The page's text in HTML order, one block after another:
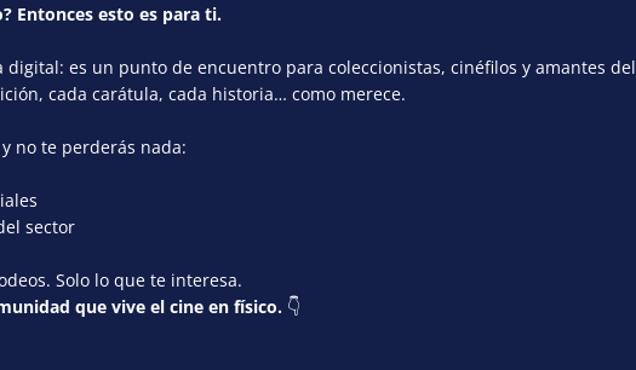
Entonces esto es para ti.
digital: es un punto de encuentro para coleccionistas, cinéfilos y amantes del
cada carátula, cada historia… como merece.
y no te perderás nada:
sector
Solo lo que te interesa.
que vive el cine en físico. 👇